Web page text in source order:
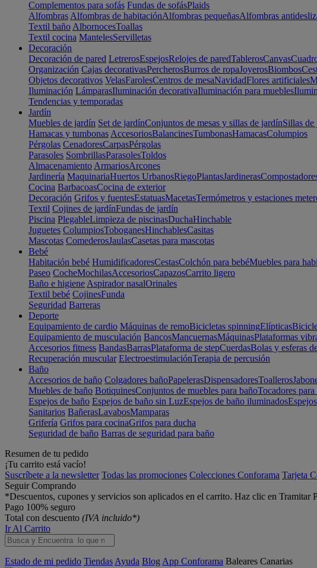
Complementos para sofás Fundas de sofásPlaids
Alfombras Alfombras de habitaciónAlfombras pequeñasAlfombras
Textil baño AlbornocesToallas
Textil cocina MantelesServilletas
Decoración
Decoración de pared LetrerosEspejosRelojes de paredTablerosCanvas
Organización Cajas decorativasPercherosBurros de ropaJoyerosBiombos
Objetos decorativos VelasFarolesCentros de mesaNavidadFlores artificiales
Iluminación LámparasIluminación decorativaIluminación para muebles
Tendencias y temporadas
Jardín
Muebles de jardín Set de jardínConjuntos de mesas y sillas de jardínSillas de
Hamacas y tumbonas AccesoriosBalancinesTumbonasHamacasColumpios
Pérgolas CenadoresCarpasPérgolas
Parasoles SombrillasParasolesToldos
Almacenamiento ArmariosArcones
Jardinería MaquinariaHuertos UrbanosRiegoPlantasJardineras
Cocina BarbacoasCocina de exterior
Decoración Grifos y fuentesEstatuasMacetasTermómetros y estaciones
Textil Cojines de jardínFundas de jardín
Piscina PlegableLimpieza de piscinasDuchaHinchable
Juguetes ColumpiosToboganesHinchablesCasitas
Mascotas ComederosJaulasCasetas para mascotas
Bebé
Habitación bebé HumidificadoresCestasColchón para bebéMuebles para
Paseo CocheMochilasAccesoriosCapazosCarrito ligero
Baño e higiene Aspirador nasalOrinales
Textil bebé CojinesFunda
Seguridad Barreras
Deporte
Equipamiento de cardio Máquinas de remoBicicletas spinningElípticas
Equipamiento de musculación BancosMancuernasMáquinasPlataformas
Accesorios fitness BandasBarrasPlataforma de stepCuerdasBolas y esferas
Recuperación muscular ElectroestimulaciónTerapia de percusión
Baño
Accesorios de baño Colgadores bañoPapelerasDispensadoresToalleros
Muebles de baño BotiquinesConjuntos de muebles para bañoTocadores para
Espejos de baño Espejos de baño sin LuzEspejos de baño iluminados
Sanitarios BañerasLavabosMamparas
Grifería Grifos para cocinaGrifos para ducha
Seguridad de baño Barras de seguridad para baño
Resumen de tu pedido
¡Tu carrito está vacío!
Suscríbete a la newsletter Todas las promociones Colecciones Conforama Tarjeta
Seguir Comprando
*Descuentos, cupones y servicios son aplicados en el carrito. Haz clic en Tramitar
Pago 100% seguro
Total con descuento (IVA incluido*)
Ir Al Carrito
Estado de mi pedido Tiendas Ayuda Blog App Conforama Baleares Canarias